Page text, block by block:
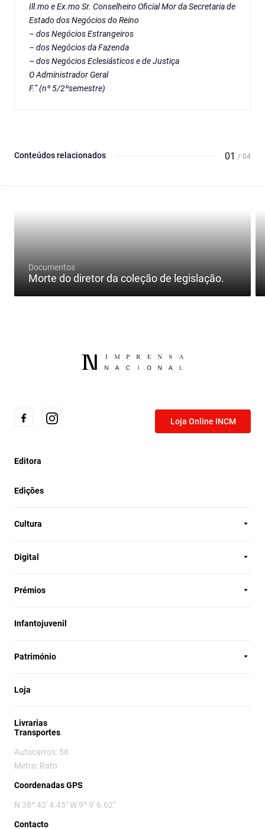
Ill.mo e Ex.mo Sr. Conselheiro Oficial Mor da Secretaria de
Estado dos Negócios do Reino
– dos Negócios Estrangeiros
– dos Negócios da Fazenda
– dos Negócios Eclesiásticos e de Justiça
O Administrador Geral
F.” (nº 5/2ºsemestre)
Conteúdos relacionados 01 / 04
Documentos
Morte do diretor da coleção de legislação.
Loja Online INCM
Editora
Edições
Cultura
Digital
Prémios
Infantojuvenil
Património
Loja
Livrarias
Transportes
Autocarros: 58
Metro: Rato
Coordenadas GPS
N 38º 43' 4.45" W 9º 9' 6.62"
Contacto